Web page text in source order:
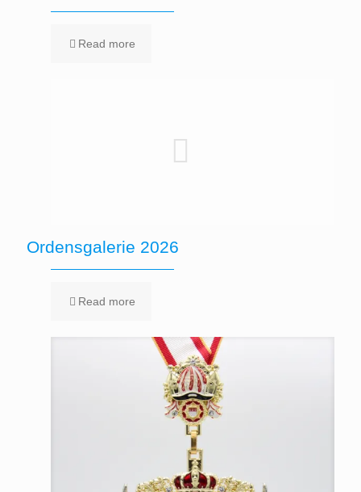
Read more
Ordensgalerie 2026
Read more